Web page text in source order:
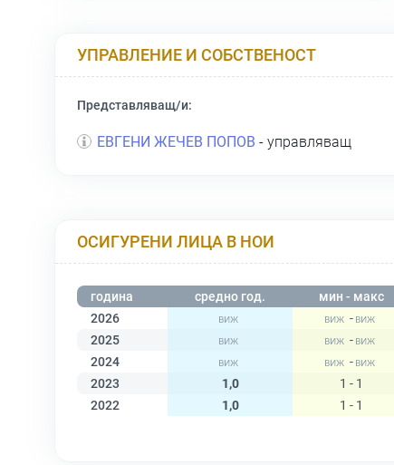
УПРАВЛЕНИЕ И СОБСТВЕНОСТ
Представляващ/и:
ЕВГЕНИ ЖЕЧЕВ ПОПОВ - управляващ
ОСИГУРЕНИ ЛИЦА В НОИ
година средно год. мин - макс
2026
-
2025
-
2024
-
2023
1,0 1 - 1
2022
1,0 1 - 1